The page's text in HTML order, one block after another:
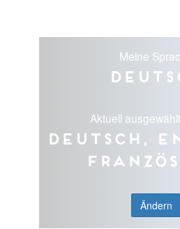
Meine
Aktuell
Deutsch,
Ändern